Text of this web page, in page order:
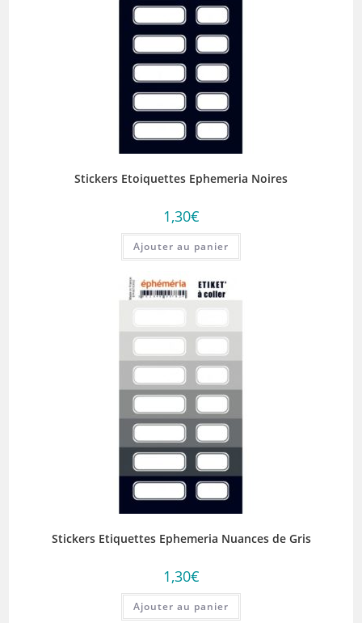
Stickers Etoiquettes Ephemeria Noires
1,30€
Ajouter au panier
Stickers Etiquettes Ephemeria Nuances de Gris
1,30€
Ajouter au panier